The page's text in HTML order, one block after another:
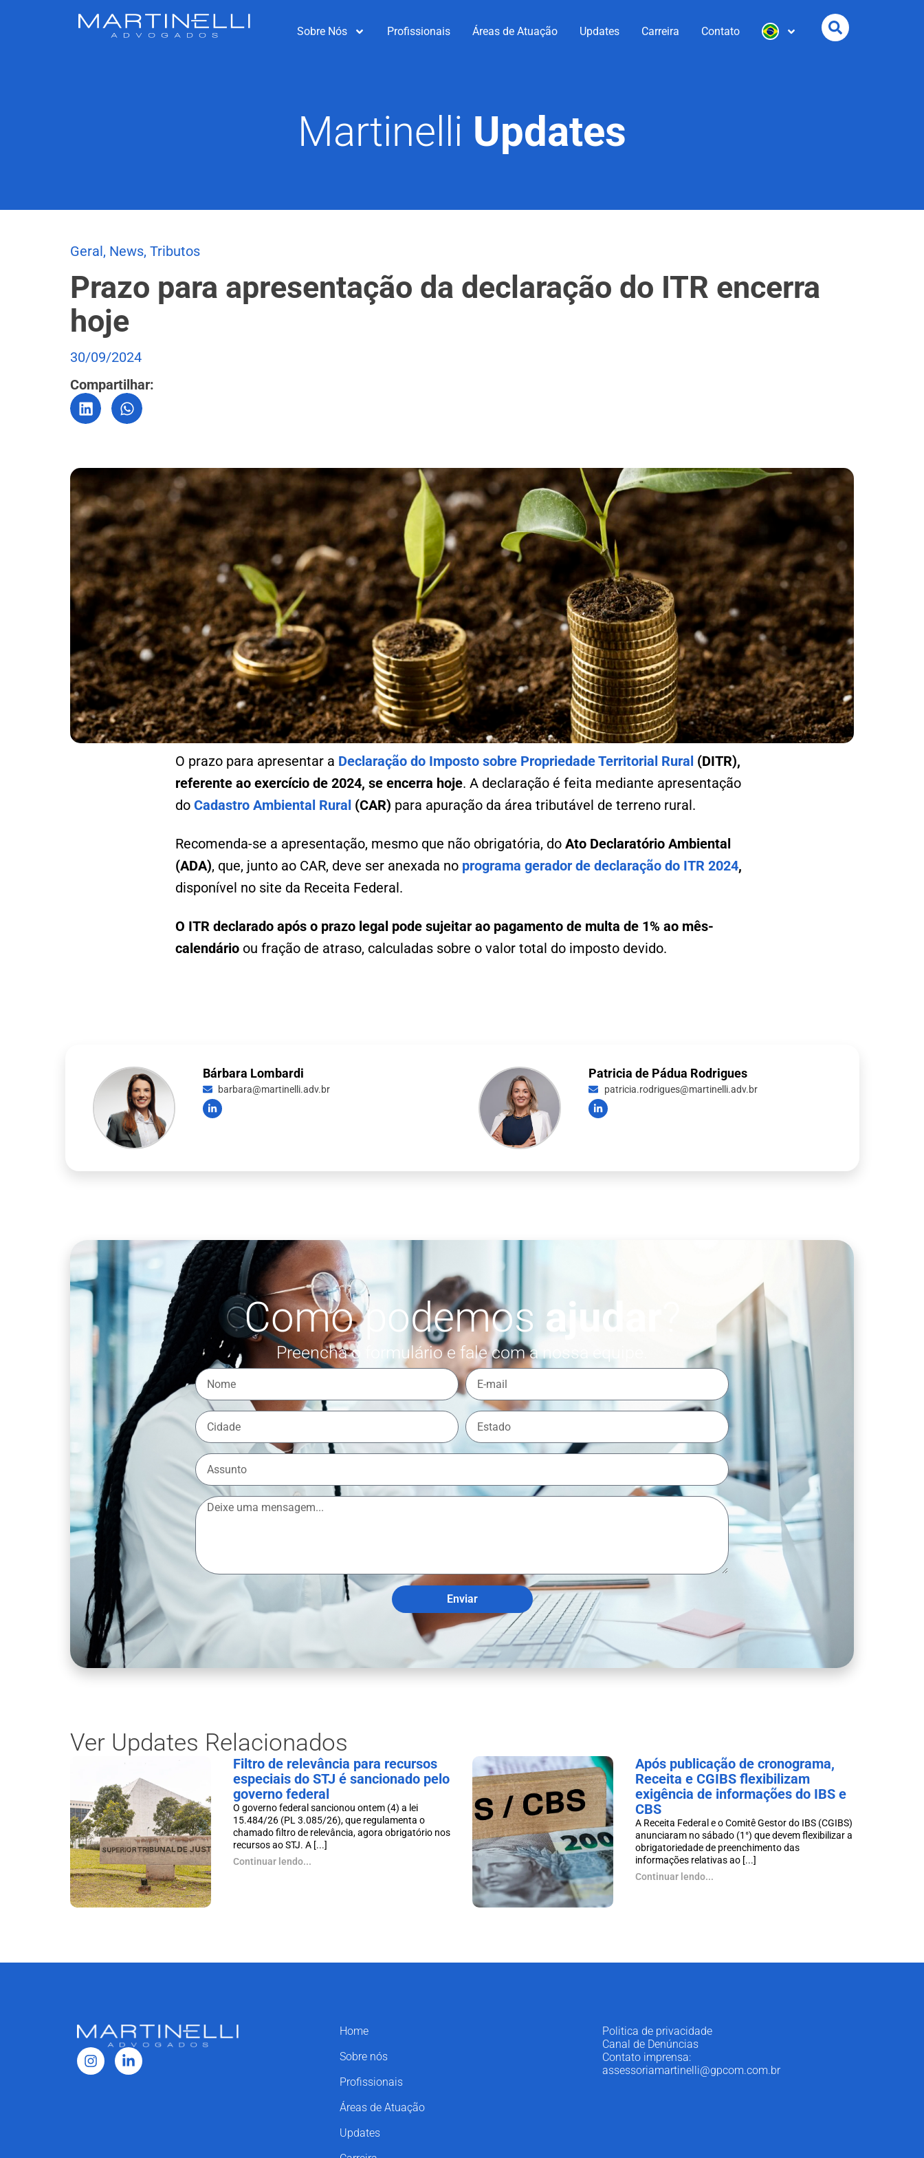
Sobre Nós Profissionais Áreas de Atuação Updates Carreira Contato
Martinelli Updates
Geral, News, Tributos
Prazo para apresentação da declaração do ITR encerra
hoje
30/09/2024
Compartilhar:
O prazo para apresentar a Declaração do Imposto sobre Propriedade Territorial Rural (DITR),
referente ao exercício de 2024, se encerra hoje. A declaração é feita mediante apresentação
do Cadastro Ambiental Rural (CAR) para apuração da área tributável de terreno rural.
Recomenda-se a apresentação, mesmo que não obrigatória, do Ato Declaratório Ambiental
(ADA), que, junto ao CAR, deve ser anexada no programa gerador de declaração do ITR 2024,
disponível no site da Receita Federal.
O ITR declarado após o prazo legal pode sujeitar ao pagamento de multa de 1% ao mês-
calendárioou fração de atraso, calculadas sobre o valor total do imposto devido.
Bárbara Lombardi
barbara@martinelli.adv.br
Patricia de Pádua Rodrigues
patricia.rodrigues@martinelli.adv.br
Como podemos ajudar
Preencha o formulário e fale com a nossa equipe.
Enviar
Ver Updates Relacionados
Filtro de relevância para recursos
especiais do STJ é sancionado pelo
governo federal
O governo federal sancionou ontem (4) a lei
15.484/26 (PL 3.085/26), que regulamenta o
chamado filtro de relevância, agora obrigatório nos
recursos ao STJ. A [...]
Continuar lendo...
Após publicação de cronograma,
Receita e CGIBS flexibilizam
exigência de informações do IBS e
CBS
A Receita Federal e o Comitê Gestor do IBS (CGIBS)
anunciaram no sábado (1°) que devem flexibilizar a
obrigatoriedade de preenchimento das
informações relativas ao [...]
Continuar lendo...
Home
Sobre nós
Profissionais
Áreas de Atuação
Updates
Politica de privacidade
Canal de Denúncias
Contato imprensa:
assessoriamartinelli@gpcom.com.br